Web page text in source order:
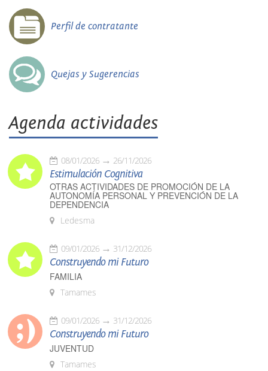
Perfil de contratante
Quejas y Sugerencias
Agenda actividades
08/01/2026 26/11/2026
Estimulación Cognitiva
OTRAS ACTIVIDADES DE PROMOCIÓN DE LA
AUTONOMÍA PERSONAL Y PREVENCIÓN DE LA
DEPENDENCIA
Ledesma
09/01/2026 31/12/2026
Construyendo mi Futuro
FAMILIA
Tamames
09/01/2026 31/12/2026
Construyendo mi Futuro
JUVENTUD
Tamames